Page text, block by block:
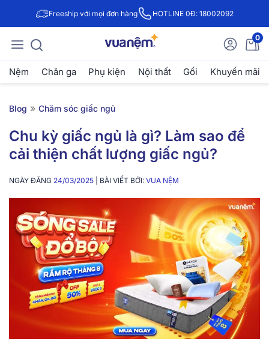
Freeship với mọi đơn hàng HOTLINE 0Đ: 18002092
0
Nệm Chăn ga Phụ kiện Nội thất Gối Khuyến mãi
Blog » Chăm sóc giấc ngủ
Chu kỳ giấc ngủ là gì? Làm sao để
cải thiện chất lượng giấc ngủ?
NGÀY ĐĂNG 24/03/2025 | BÀI VIẾT BỞI: VUA NỆM